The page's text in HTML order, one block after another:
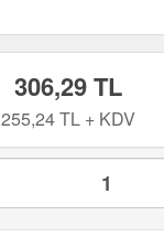
306,29 TL
255,24 TL + KDV